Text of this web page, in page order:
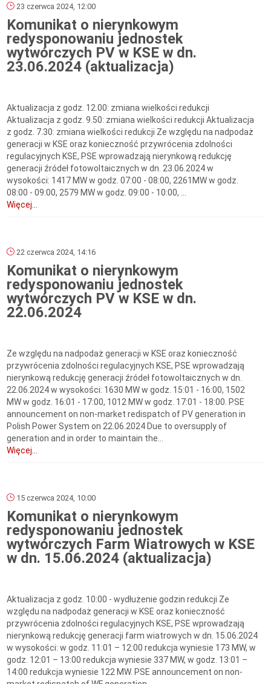
23 czerwca 2024, 12:00
Komunikat o nierynkowym
redysponowaniu jednostek
wytwórczych PV w KSE w dn.
23.06.2024 (aktualizacja)
Aktualizacja z godz. 12.00: zmiana wielkości redukcji
Aktualizacja z godz. 9.50: zmiana wielkości redukcji Aktualizacja
z godz. 7.30: zmiana wielkości redukcji Ze względu na nadpodaż
generacji w KSE oraz konieczność przywrócenia zdolności
regulacyjnych KSE, PSE wprowadzają nierynkową redukcję
generacji źródeł fotowoltaicznych w dn. 23.06.2024 w
wysokości: 1417 MW w godz. 07:00 - 08:00, 2261MW w godz.
08:00 - 09:00, 2579 MW w godz. 09:00 - 10:00, ...
Więcej...
22 czerwca 2024, 14:16
Komunikat o nierynkowym
redysponowaniu jednostek
wytwórczych PV w KSE w dn.
22.06.2024
Ze względu na nadpodaż generacji w KSE oraz konieczność
przywrócenia zdolności regulacyjnych KSE, PSE wprowadzają
nierynkową redukcję generacji źródeł fotowoltaicznych w dn.
22.06.2024 w wysokości: 1630 MW w godz. 15:01 - 16:00, 1502
MW w godz. 16:01 - 17:00, 1012 MW w godz. 17:01 - 18:00. PSE
announcement on non-market redispatch of PV generation in
Polish Power System on 22.06.2024 Due to oversupply of
generation and in order to maintain the...
Więcej...
15 czerwca 2024, 10:00
Komunikat o nierynkowym
redysponowaniu jednostek
wytwórczych Farm Wiatrowych w KSE
w dn. 15.06.2024 (aktualizacja)
Aktualizacja z godz. 10:00 - wydłużenie godzin redukcji Ze
względu na nadpodaż generacji w KSE oraz konieczność
przywrócenia zdolności regulacyjnych KSE, PSE wprowadzają
nierynkową redukcję generacji farm wiatrowych w dn. 15.06.2024
w wysokości: w godz. 11:01 – 12:00 redukcja wyniesie 173 MW, w
godz. 12:01 – 13:00 redukcja wyniesie 337 MW, w godz. 13:01 –
14:00 redukcja wyniesie 122 MW. PSE announcement on non-